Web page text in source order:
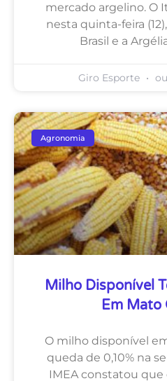
mercado argelino. O
nesta quinta-feira
Brasil e a
Giro Esporte
Agronomia
Milho Disponível
Em Mato
O milho disponível
queda de 0,10% na
IMEA constatou